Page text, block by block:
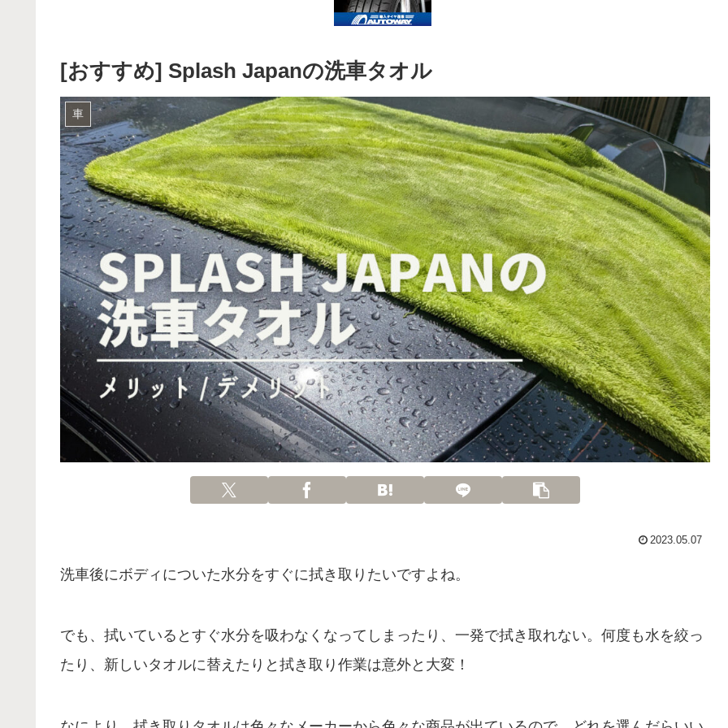
[おすすめ] Splash Japanの洗車タオル
車
2023.05.07
洗車後にボディについた水分をすぐに拭き取りたいですよね。
でも、拭いているとすぐ水分を吸わなくなってしまったり、一発で拭き取れない。何度も水を絞っ
たり、新しいタオルに替えたりと拭き取り作業は意外と大変！